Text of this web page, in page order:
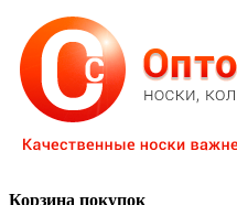
Корзина покупок